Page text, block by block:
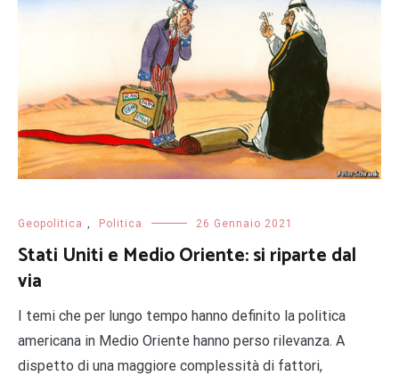
Geopolitica , Politica 26 Gennaio 2021
Stati Uniti e Medio Oriente: si riparte dal
via
I temi che per lungo tempo hanno definito la politica
americana in Medio Oriente hanno perso rilevanza. A
dispetto di una maggiore complessità di fattori,